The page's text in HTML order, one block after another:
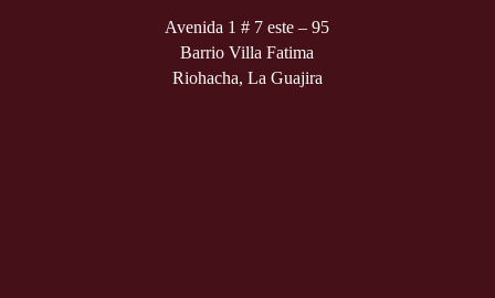
Avenida 1 # 7 este – 95
Barrio Villa Fatima
Riohacha, La Guajira